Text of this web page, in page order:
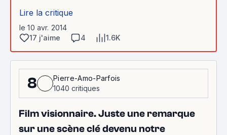
Lire la critique
le 10 avr. 2014
17 j'aime
4 1.6K
8
Pierre-Amo-Parfois
1040 critiques
Film visionnaire. Juste une remarque
sur une scène clé devenu notre